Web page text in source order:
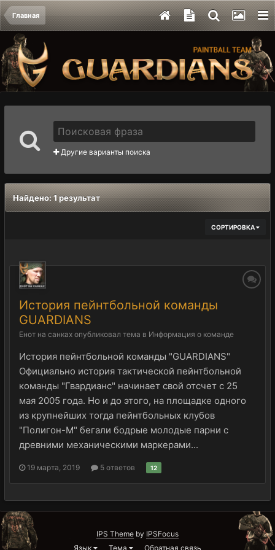
Главная
Другие варианты поиска
Найдено: 1 результат
СОРТИРОВКА
История пейнтбольной команды
GUARDIANS
Енот на санках опубликовал тема в Информация о команде
История пейнтбольной команды "GUARDIANS"
Официально история тактической пейнтбольной
команды "Гвардианс" начинает свой отсчет с 25
мая 2005 года. Но и до этого, на площадке одного
из крупнейших тогда пейнтбольных клубов
"Полигон-М" бегали бодрые молодые парни с
древними механическими маркерами...
19 марта, 2019 5 ответов 12
IPS Theme by IPSFocus
Язык
Тема Обратная связь